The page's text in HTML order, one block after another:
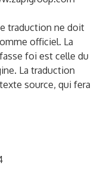
traduction ne doit
officiel. La
foi est celle du
La traduction
source, qui fera